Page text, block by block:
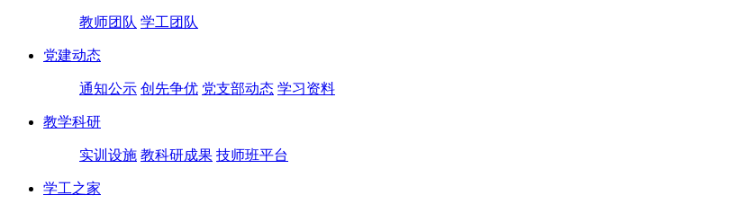
教师团队 学工团队
党建动态
通知公示 创先争优 党支部动态 学习资料
教学科研
实训设施 教科研成果 技师班平台
学工之家